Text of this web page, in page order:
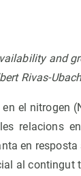
and
Rivas-
el nitrogen
relacions
en
al contingut